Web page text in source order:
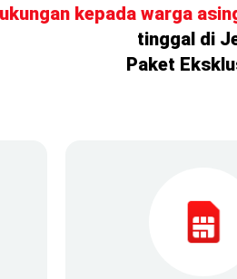
kepada warga
tinggal di
Paket